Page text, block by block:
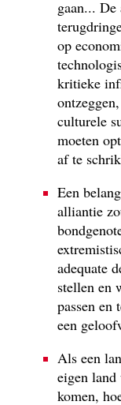
gaan...
op
kritieke
culturele
moeten
af te
Een
alliantie
adequate
stellen en
passen en
een
Als een
eigen
komen,